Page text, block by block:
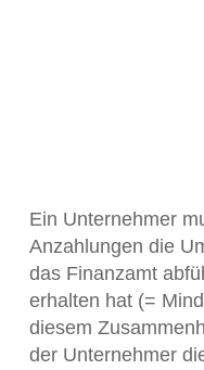
Ein Unternehmer
Anzahlungen die
das Finanzamt
erhalten hat (=
diesem
der Unternehmer